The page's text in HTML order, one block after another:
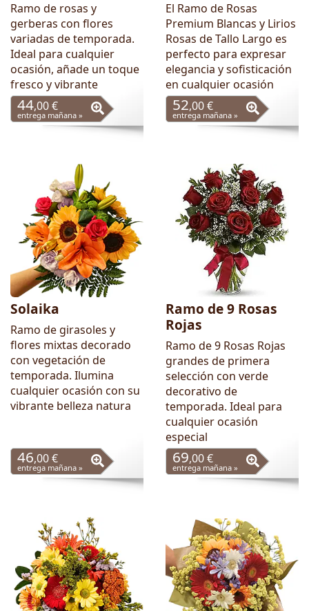
Ramo de rosas y
gerberas con flores
variadas de temporada.
Ideal para cualquier
ocasión, añade un toque
fresco y vibrante
44,00 €
entrega mañana »
El Ramo de Rosas
Premium Blancas y Lirios
Rosas de Tallo Largo es
perfecto para expresar
elegancia y sofisticación
en cualquier ocasión
52,00 €
entrega mañana »
Solaika
Ramo de girasoles y
flores mixtas decorado
con vegetación de
temporada. Ilumina
cualquier ocasión con su
vibrante belleza natura
46,00 €
entrega mañana »
Ramo de 9 Rosas
Rojas
Ramo de 9 Rosas Rojas
grandes de primera
selección con verde
decorativo de
temporada. Ideal para
cualquier ocasión
especial
69,00 €
entrega mañana »